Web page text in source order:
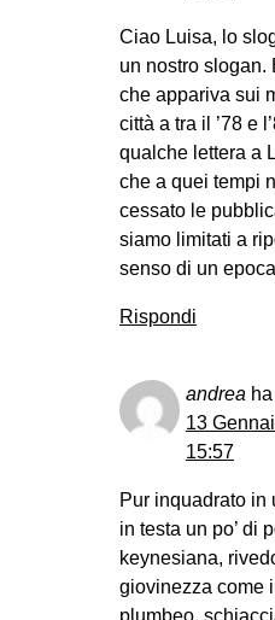
Ciao Luisa, lo
un nostro slogan.
che appariva sui
città a tra il ’78 e
qualche lettera a
che a quei tempi
cessato le
siamo limitati a
senso di un
Rispondi
andrea
13
15:57
Pur inquadrato in
in testa un po’ di
keynesiana,
giovinezza come
plumbeo,